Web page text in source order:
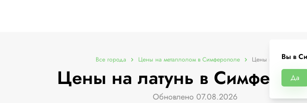
Вы в
Да
Все города Цены на металлолом в Симферополе Цены на латунь
Цены на латунь в
Обновлено 07.08.2026